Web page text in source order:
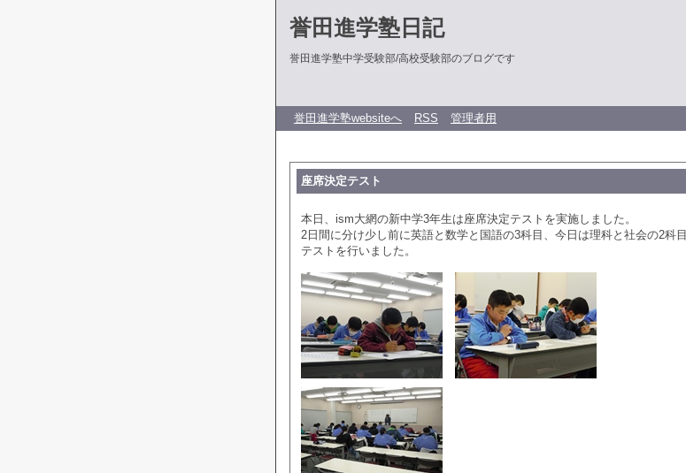
誉田進学塾日記
誉田進学塾中学受験部/高校受験部のブログです
誉田進学塾websiteへ RSS 管理者用
座席決定テスト
本日、ism大網の新中学3年生は座席決定テストを実施しました。
2日間に分け少し前に英語と数学と国語の3科目、今日は理科と社会の2科目
テストを行いました。